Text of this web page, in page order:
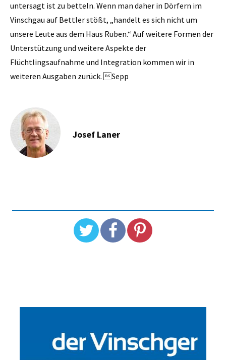
untersagt ist zu betteln. Wenn man daher in Dörfern im
Vinschgau auf Bettler stößt, „handelt es sich nicht um
unsere Leute aus dem Haus Ruben.“ Auf weitere Formen der
Unterstützung und weitere Aspekte der
Flüchtlingsaufnahme und Integration kommen wir in
weiteren Ausgaben zurück. Sepp
Josef Laner